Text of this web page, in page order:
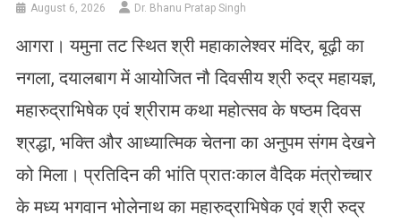
August 6, 2026 Dr. Bhanu Pratap Singh
आगरा। यमुना तट स्थित श्री महाकालेश्वर मंदिर, बूढ़ी का
नगला, दयालबाग में आयोजित नौ दिवसीय श्री रुद्र महायज्ञ,
महारुद्राभिषेक एवं श्रीराम कथा महोत्सव के षष्ठम दिवस
श्रद्धा, भक्ति और आध्यात्मिक चेतना का अनुपम संगम देखने
को मिला। प्रतिदिन की भांति प्रातःकाल वैदिक मंत्रोच्चार
के मध्य भगवान भोलेनाथ का महारुद्राभिषेक एवं श्री रुद्र